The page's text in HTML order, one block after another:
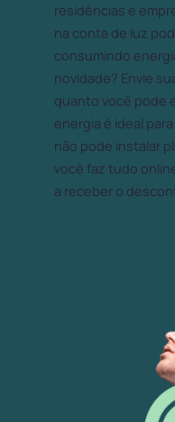
residências e
na conta de luz
consumindo
novidade? Envie
quanto você pode
energia é ideal
não pode instalar
você faz tudo
a receber o